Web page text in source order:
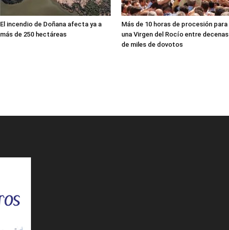
El incendio de Doñana afecta ya a
más de 250 hectáreas
Más de 10 horas de procesión para
una Virgen del Rocío entre decenas
de miles de dovotos